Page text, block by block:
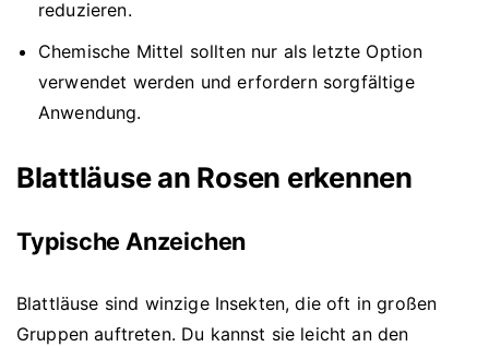
reduzieren.
Chemische Mittel sollten nur als letzte Option
verwendet werden und erfordern sorgfältige
Anwendung.
Blattläuse an Rosen erkennen
Typische Anzeichen
Blattläuse sind winzige Insekten, die oft in großen
Gruppen auftreten. Du kannst sie leicht an den